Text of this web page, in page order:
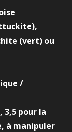
(vert) ou
/
3,5 pour la
à manipuler